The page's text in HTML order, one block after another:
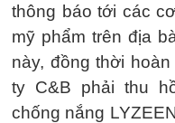
thông báo tới các
mỹ phẩm trên địa
này, đồng thời
ty C&B phải thu
chống nắng